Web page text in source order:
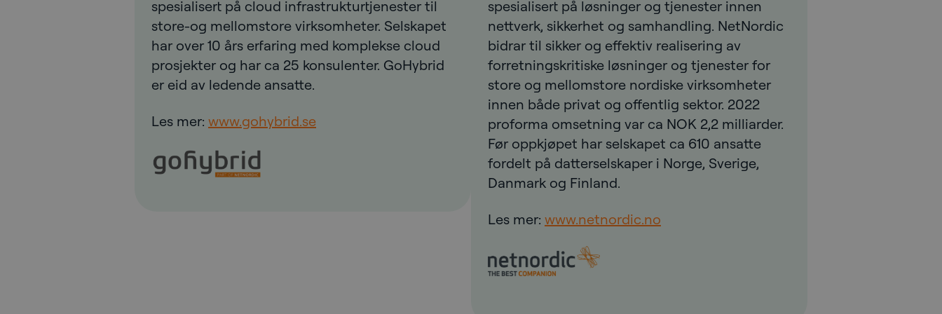
spesialisert på cloud infrastrukturtjenester til
store-og mellomstore virksomheter. Selskapet
har over 10 års erfaring med komplekse cloud
prosjekter og har ca 25 konsulenter. GoHybrid
er eid av ledende ansatte.
Les mer: www.gohybrid.se
spesialisert på løsninger og tjenester innen
nettverk, sikkerhet og samhandling. NetNordic
bidrar til sikker og effektiv realisering av
forretningskritiske løsninger og tjenester for
store og mellomstore nordiske virksomheter
innen både privat og offentlig sektor. 2022
proforma omsetning var ca NOK 2,2 milliarder.
Før oppkjøpet har selskapet ca 610 ansatte
fordelt på datterselskaper i Norge, Sverige,
Danmark og Finland.
Les mer: www.netnordic.no